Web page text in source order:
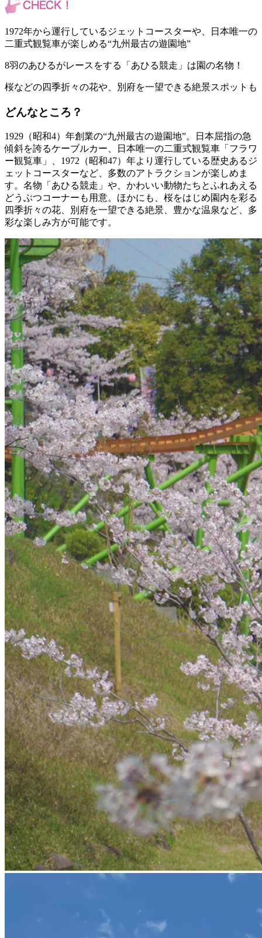
1972年から運行しているジェットコースターや、日本唯一の
二重式観覧車が楽しめる“九州最古の遊園地”
8羽のあひるがレースをする「あひる競走」は園の名物！
桜などの四季折々の花や、別府を一望できる絶景スポットも
どんなところ？
1929（昭和4）年創業の“九州最古の遊園地”。日本屈指の急
傾斜を誇るケーブルカー、日本唯一の二重式観覧車「フラワ
ー観覧車」、1972（昭和47）年より運行している歴史あるジ
ェットコースターなど、多数のアトラクションが楽しめま
す。名物「あひる競走」や、かわいい動物たちとふれあえる
どうぶつコーナーも用意。ほかにも、桜をはじめ園内を彩る
四季折々の花、別府を一望できる絶景、豊かな温泉など、多
彩な楽しみ方が可能です。